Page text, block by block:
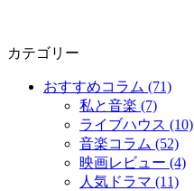
カテゴリー
おすすめコラム (71)
私と音楽 (7)
ライブハウス (10)
音楽コラム (52)
映画レビュー (4)
人気ドラマ (11)